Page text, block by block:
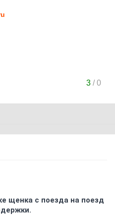
3/0
щенка с поезда на поезд